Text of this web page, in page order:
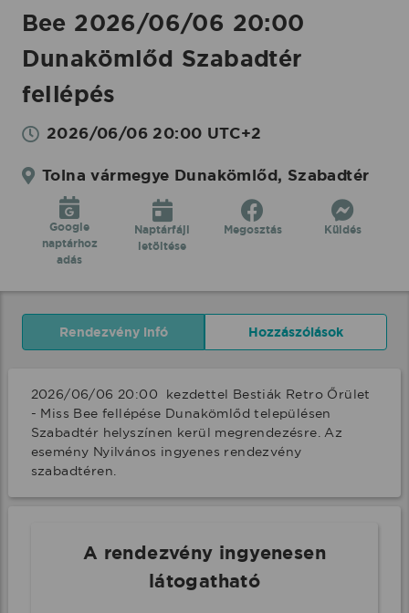
Bee 2026/06/06 20:00
Dunakömlőd Szabadtér
fellépés
2026/06/06 20:00 UTC+2
Tolna vármegye Dunakömlőd, Szabadtér
Google
naptárhoz
adás
Naptárfájl
letöltése
Megosztás Küldés
Rendezvény infó Hozzászólások
2026/06/06 20:00  kezdettel Bestiák Retro Őrület
- Miss Bee fellépése Dunakömlőd településen
Szabadtér helyszínen kerül megrendezésre. Az
esemény Nyilvános ingyenes rendezvény
szabadtéren.
A rendezvény ingyenesen
látogatható